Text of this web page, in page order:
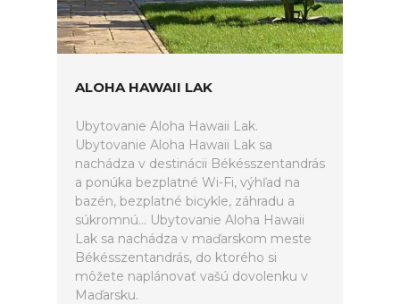
ALOHA HAWAII LAK
Ubytovanie Aloha Hawaii Lak.
Ubytovanie Aloha Hawaii Lak sa
nachádza v destinácii Békésszentandrás
a ponúka bezplatné Wi-Fi, výhľad na
bazén, bezplatné bicykle, záhradu a
súkromnú... Ubytovanie Aloha Hawaii
Lak sa nachádza v maďarskom meste
Békésszentandrás, do ktorého si
môžete naplánovať vašú dovolenku v
Maďarsku.